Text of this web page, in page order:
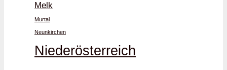
Melk
Murtal
Neunkirchen
Niederösterreich